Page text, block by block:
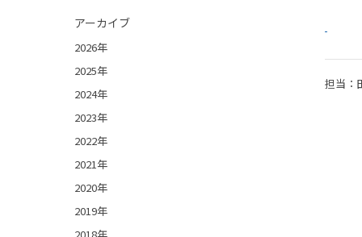
担当：
アーカイブ
2026年
2025年
2024年
2023年
2022年
2021年
2020年
2019年